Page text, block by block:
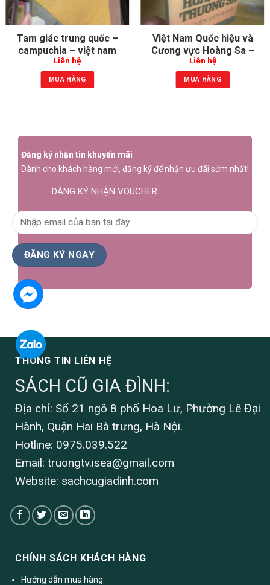
Tam giác trung quốc –
campuchia – việt nam
Liên hệ
MUA HÀNG
Việt Nam Quốc hiệu và
Cương vực Hoàng Sa –
Trường Sa
Liên hệ
MUA HÀNG
Đăng ký nhận tin khuyến mãi
Dành cho khách hàng mới, đăng ký để nhận ưu đãi sớm nhất!
ĐĂNG KÝ NHẬN VOUCHER
THÔNG TIN LIÊN HỆ
SÁCH CŨ GIA ĐÌNH:
Địa chỉ: Số 21 ngõ 8 phố Hoa Lư, Phường Lê Đại
Hành, Quận Hai Bà trưng, Hà Nội.
Hotline: 0975.039.522
Email: truongtv.isea@gmail.com
Website: sachcugiadinh.com
CHÍNH SÁCH KHÁCH HÀNG
Hướng dẫn mua hàng